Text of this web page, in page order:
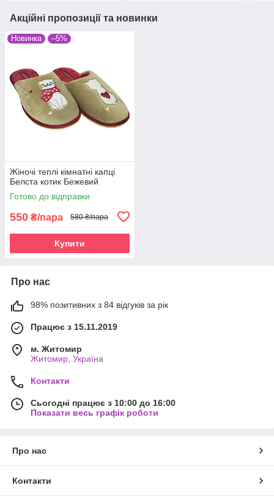
Акційні пропозиції та новинки
Новинка –5%
Жіночі теплі кімнатні капці
Белста котик Бежевий
Готово до відправки
550 ₴/пара 580 ₴/пара
Купити
Про нас
98% позитивних з 84 відгуків за рік
Працює з 15.11.2019
м. Житомир
Житомир, Україна
Контакти
Сьогодні працює з 10:00 до 16:00
Показати весь графік роботи
Про нас
Контакти